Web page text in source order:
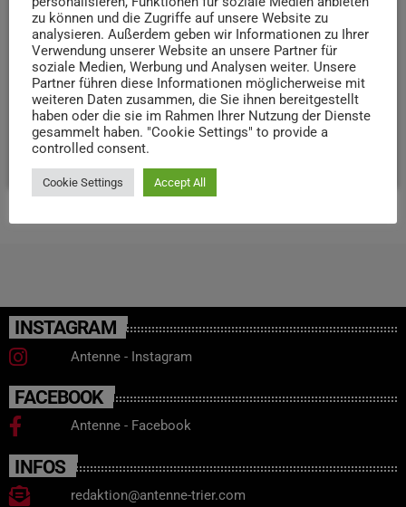
geht aus einer Studie des Pestel-Instituts im Auftrag der
Gewerkschaft Nahrung-Genuss-Gaststätten NGG hervor.
Die Gewerkschaft fordert deshalb den Mindestlohn
anzuheben. NGG-Geschäftsführer Jerome Frantz sagte:
„Ziel muss es sein, die Jobs in Trier aus dem Lohnkeller
zu holen.“
today 17. SEPTEMBER 2024
INSTAGRAM
Antenne - Instagram
FACEBOOK
Antenne - Facebook
INFOS
redaktion@antenne-trier.com
zu können und die Zugriffe auf unsere Website zu
analysieren. Außerdem geben wir Informationen zu Ihrer
Verwendung unserer Website an unsere Partner für
soziale Medien, Werbung und Analysen weiter. Unsere
Partner führen diese Informationen möglicherweise mit
weiteren Daten zusammen, die Sie ihnen bereitgestellt
haben oder die sie im Rahmen Ihrer Nutzung der Dienste
gesammelt haben. "Cookie Settings" to provide a
controlled consent.
Cookie Settings Accept All